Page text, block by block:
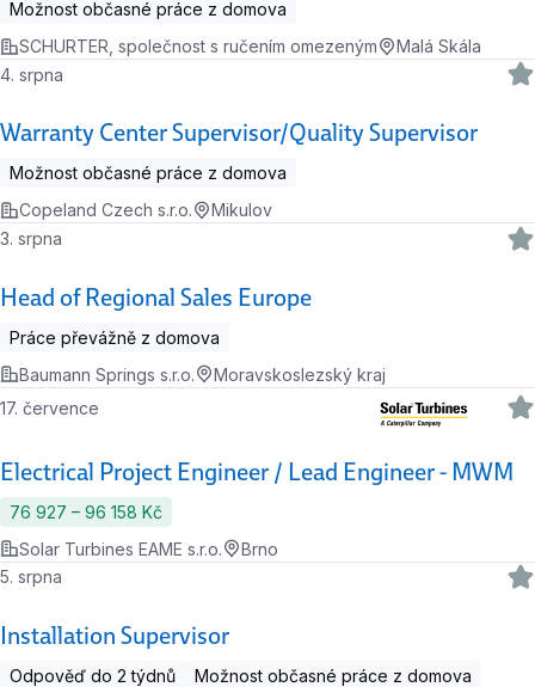
Možnost občasné práce z domova
SCHURTER, společnost s ručením omezeným
Malá Skála
Warranty Center Supervisor/Quality Supervisor
4. srpna
Možnost občasné práce z domova
Copeland Czech s.r.o.
Mikulov
Head of Regional Sales Europe
3. srpna
Práce převážně z domova
Baumann Springs s.r.o.
Moravskoslezský kraj
Electrical Project Engineer / Lead Engineer - MWM
17. července
76 927 ‍–‍ 96 158 Kč
Solar Turbines EAME s.r.o.
Brno
Installation Supervisor
5. srpna
Odpověď do 2 týdnů
Možnost občasné práce z domova